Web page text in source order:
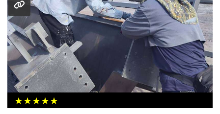
樂
活
居
家
生
活
★★★★★